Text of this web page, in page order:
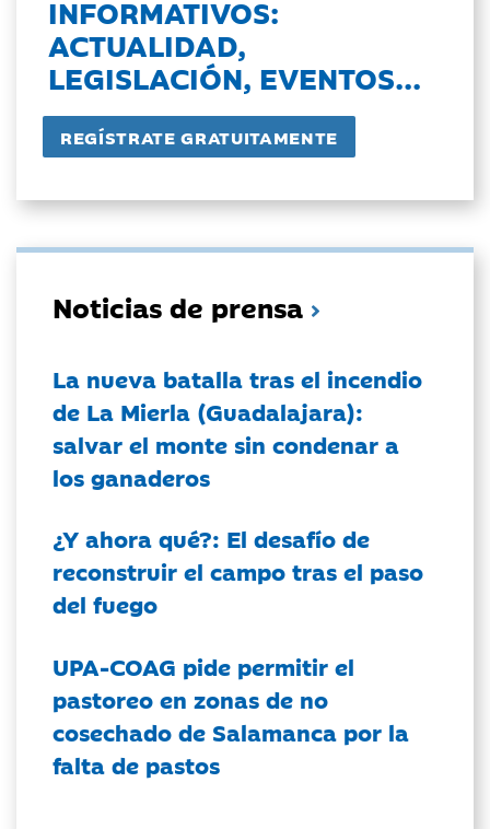
INFORMATIVOS:
ACTUALIDAD,
LEGISLACIÓN, EVENTOS...
Noticias de prensa
La nueva batalla tras el incendio
de La Mierla (Guadalajara):
salvar el monte sin condenar a
los ganaderos
¿Y ahora qué?: El desafío de
reconstruir el campo tras el paso
del fuego
UPA-COAG pide permitir el
pastoreo en zonas de no
cosechado de Salamanca por la
falta de pastos